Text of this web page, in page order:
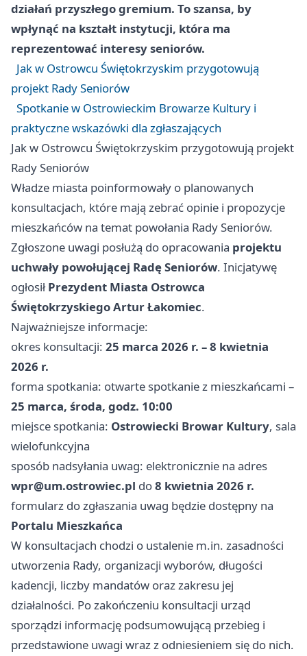
działań przyszłego gremium. To szansa, by
wpłynąć na kształt instytucji, która ma
reprezentować interesy seniorów.
Jak w Ostrowcu Świętokrzyskim przygotowują
projekt Rady Seniorów
Spotkanie w Ostrowieckim Browarze Kultury i
praktyczne wskazówki dla zgłaszających
Jak w Ostrowcu Świętokrzyskim przygotowują projekt
Rady Seniorów
Władze miasta poinformowały o planowanych
konsultacjach, które mają zebrać opinie i propozycje
mieszkańców na temat powołania Rady Seniorów.
Zgłoszone uwagi posłużą do opracowania projektu
uchwały powołującej Radę Seniorów. Inicjatywę
ogłosiłPrezydent Miasta Ostrowca
Świętokrzyskiego Artur Łakomiec.
Najważniejsze informacje:
okres konsultacji: 25 marca 2026 r. – 8 kwietnia
2026 r.
forma spotkania: otwarte spotkanie z mieszkańcami –
25 marca, środa, godz. 10:00
miejsce spotkania: Ostrowiecki Browar Kultury, sala
wielofunkcyjna
sposób nadsyłania uwag: elektronicznie na adres
wpr@um.ostrowiec.pl do8 kwietnia 2026 r.
formularz do zgłaszania uwag będzie dostępny na
Portalu Mieszkańca
W konsultacjach chodzi o ustalenie m.in. zasadności
utworzenia Rady, organizacji wyborów, długości
kadencji, liczby mandatów oraz zakresu jej
działalności. Po zakończeniu konsultacji urząd
sporządzi informację podsumowującą przebieg i
przedstawione uwagi wraz z odniesieniem się do nich.